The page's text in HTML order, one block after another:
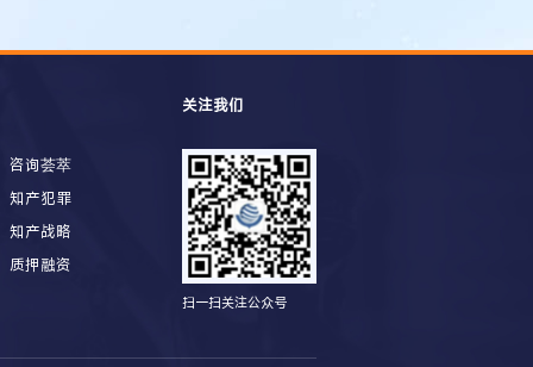
咨询荟萃
知产犯罪
知产战略
质押融资
关注我们
扫一扫关注公众号